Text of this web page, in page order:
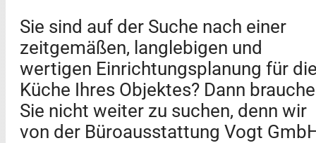
Sie sind auf der Suche nach einer
zeitgemäßen, langlebigen und
wertigen Einrichtungsplanung für
Küche Ihres Objektes? Dann
Sie nicht weiter zu suchen, denn wir
von der Büroausstattung Vogt